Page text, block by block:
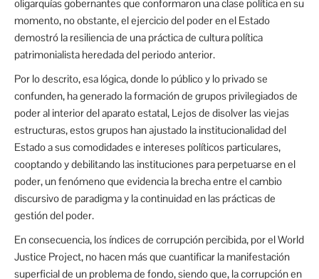
oligarquías gobernantes que conformaron una clase política en su
momento, no obstante, el ejercicio del poder en el Estado
demostró la resiliencia de una práctica de cultura política
patrimonialista heredada del periodo anterior.
Por lo descrito, esa lógica, donde lo público y lo privado se
confunden, ha generado la formación de grupos privilegiados de
poder al interior del aparato estatal, Lejos de disolver las viejas
estructuras, estos grupos han ajustado la institucionalidad del
Estado a sus comodidades e intereses políticos particulares,
cooptando y debilitando las instituciones para perpetuarse en el
poder, un fenómeno que evidencia la brecha entre el cambio
discursivo de paradigma y la continuidad en las prácticas de
gestión del poder.
En consecuencia, los índices de corrupción percibida, por el World
Justice Project, no hacen más que cuantificar la manifestación
superficial de un problema de fondo, siendo que, la corrupción en